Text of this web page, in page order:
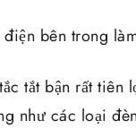
bên trong
tắt bận rất tiên
như các loại